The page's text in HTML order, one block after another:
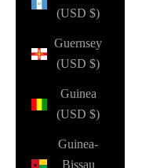
(USD $)
Guernsey
(USD $)
Guinea
(USD $)
Guinea-
Bissau